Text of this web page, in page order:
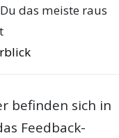
das meiste raus
befinden sich in
Feedback-